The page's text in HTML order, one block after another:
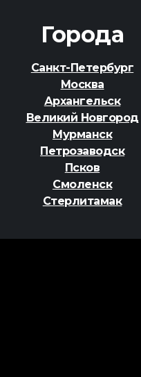
Города
Санкт-Петербург
Москва
Архангельск
Великий Новгород
Мурманск
Петрозаводск
Псков
Смоленск
Стерлитамак